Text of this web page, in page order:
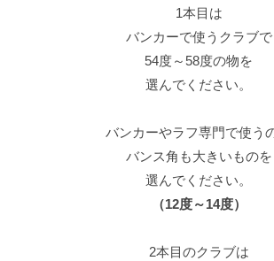
1本目は
バンカーで使うクラブで
54度～58度の物を
選んでください。
バンカーやラフ専門で使う
バンス角も大きいものを
選んでください。
（12度～14度）
2本目のクラブは